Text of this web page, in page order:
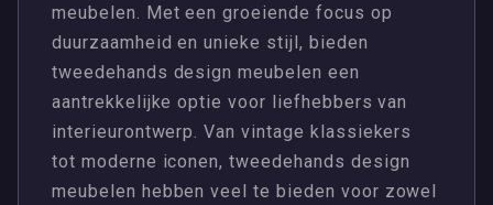
meubelen. Met een groeiende focus op
duurzaamheid en unieke stijl, bieden
tweedehands design meubelen een
aantrekkelijke optie voor liefhebbers van
interieurontwerp. Van vintage klassiekers
tot moderne iconen, tweedehands design
meubelen hebben veel te bieden voor zowel